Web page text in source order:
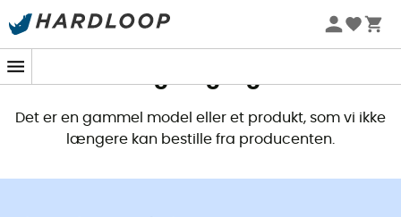
Dette produkt er ikke længere
Det er en gammel model eller et produkt, som vi ikke
længere kan bestille fra producenten.